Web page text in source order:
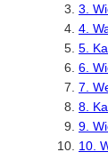
3.
4.
5.
6.
7.
8.
9.
10.